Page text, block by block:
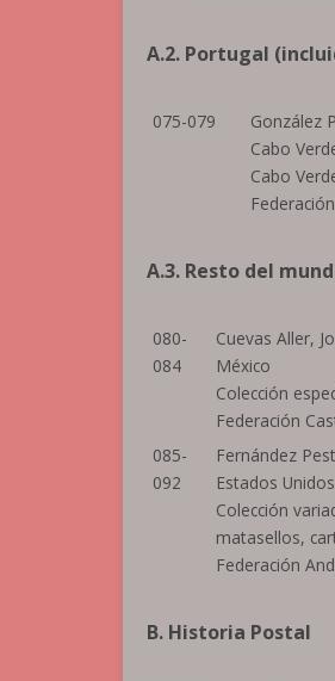
A.2. Portugal
075-079
González
Cabo
Cabo
A.3. Resto del
080-
084
Cuevas Aller,
México
Colección
Federación
085-
092
Fernández
Estados
Colección
matasellos,
Federación
B. Historia Postal